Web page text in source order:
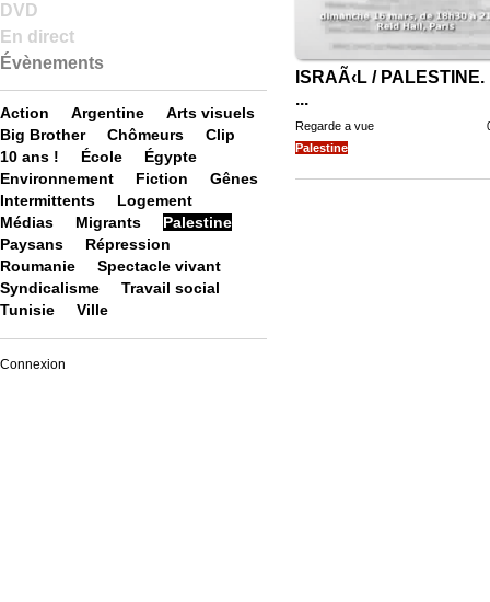
ISRAÃ‹L /
...
Regarde a vue
Palestine
DVD
En direct
Évènements
Action Argentine
Arts visuels
Big Brother
Chômeurs
Clip
10 ans !
École
Égypte
Environnement
Fiction
Gênes
Intermittents
Logement
Médias
Migrants
Palestine
Paysans
Répression
Roumanie
Spectacle vivant
Syndicalisme
Travail social
Tunisie
Ville
Connexion